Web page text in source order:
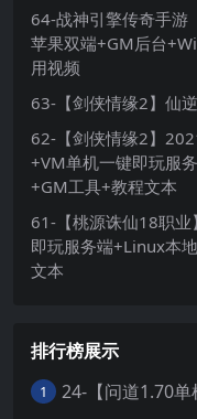
64-战神引擎传奇手
苹果双端+GM后台
用视频
63-【剑侠情缘2】仙
62-【剑侠情缘2】
+VM单机一键即玩服
+GM工具+教程文本
61-【桃源诛仙18职
即玩服务端+Linux本
文本
排行榜展示
1